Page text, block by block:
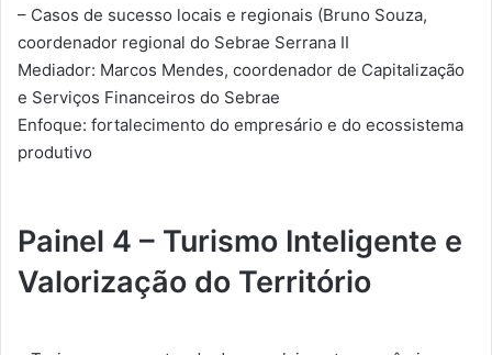
– Casos de sucesso locais e regionais (Bruno Souza,
coordenador regional do Sebrae Serrana II
Mediador: Marcos Mendes, coordenador de Capitalização
e Serviços Financeiros do Sebrae
Enfoque: fortalecimento do empresário e do ecossistema
produtivo
Painel 4 – Turismo Inteligente e
Valorização do Território